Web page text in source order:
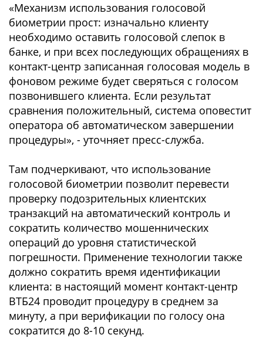
«Механизм использования голосовой
биометрии прост: изначально клиенту
необходимо оставить голосовой слепок в
банке, и при всех последующих обращениях в
контакт-центр записанная голосовая модель в
фоновом режиме будет сверяться с голосом
позвонившего клиента. Если результат
сравнения положительный, система оповестит
оператора об автоматическом завершении
процедуры», - уточняет пресс-служба.
Там подчеркивают, что использование
голосовой биометрии позволит перевести
проверку подозрительных клиентских
транзакций на автоматический контроль и
сократить количество мошеннических
операций до уровня статистической
погрешности. Применение технологии также
должно сократить время идентификации
клиента: в настоящий момент контакт-центр
ВТБ24 проводит процедуру в среднем за
минуту, а при верификации по голосу она
сократится до 8-10 секунд.